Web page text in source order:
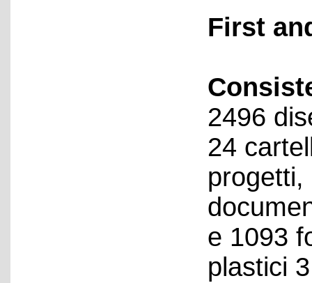
First
2496
24
progetti,
e 1093
plastici 3